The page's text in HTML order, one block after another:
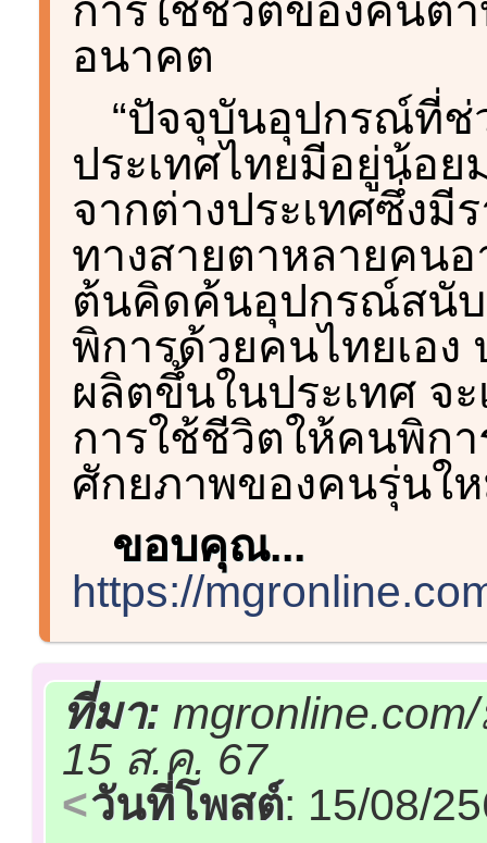
การใช้ชีวิตของคนต
อนาคต
“ปัจจุบันอุปกรณ์ที่ช่
ประเทศไทยมีอยู่น้อย
จากต่างประเทศซึ่งมี
ทางสายตาหลายคนอ
ต้นคิดค้นอุปกรณ์สนั
พิการด้วยคนไทยเอง
ผลิตขึ้นในประเทศ จ
การใช้ชีวิตให้คนพิก
ศักยภาพของคนรุ่นใ
ขอบคุณ...
https://
ที่มา:
15 ส.ค. 67
วันที่โพสต์: 15/08/